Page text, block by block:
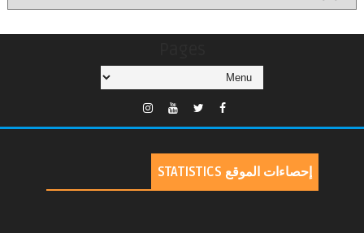
إحصاءات الموقع STATISTICS